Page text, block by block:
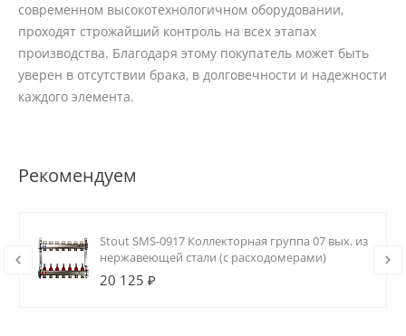
современном высокотехнологичном оборудовании,
проходят строжайший контроль на всех этапах
производства. Благодаря этому покупатель может быть
уверен в отсутствии брака, в долговечности и надежности
каждого элемента.
Рекомендуем
Stout SMS-0917 Коллекторная группа 07 вых. из
нержавеющей стали (с расходомерами)
20 125 ₽